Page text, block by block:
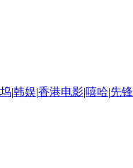
|韩娱|香港电影|嘻哈|先